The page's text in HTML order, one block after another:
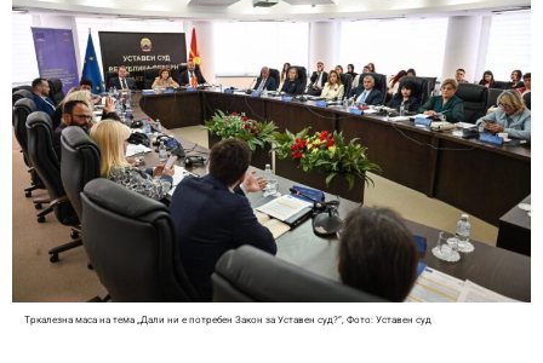
Тркалезна маса на тема „Дали ни е потребен Закон за Уставен суд?”, Фото: Уставен суд